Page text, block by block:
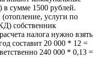
в сумме 1500 рублей.
услуги по
собственник
налога нужно взять
составит 20 000 * 12 =
240 000 * 0,13 =